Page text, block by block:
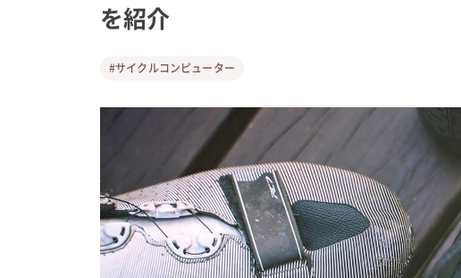
を紹介
#サイクルコンピューター